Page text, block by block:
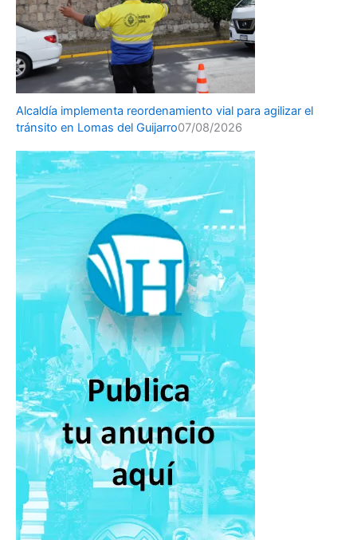
Alcaldía implementa reordenamiento vial para agilizar el
tránsito en Lomas del Guijarro07/08/2026